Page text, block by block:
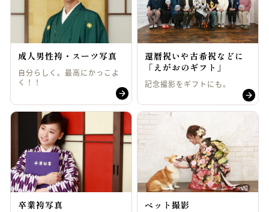
成人男性袴・スーツ写真
自分らしく。最高にかっこよ
く！！
還暦祝いや古希祝などに
「えがおのギフト」
記念撮影をギフトにも。
卒業袴写真 ペット撮影